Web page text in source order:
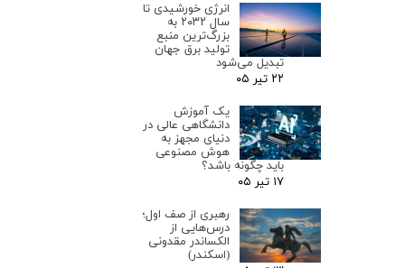
انرژی خورشیدی تا
سال ۲۰۳۲ به
بزرگ‌ترین منبع
تولید برق جهان
تبدیل می‌شود
۲۲ تیر ۰۵
یک آموزش
دانشگاهی عالی در
دنیای مجهز به
هوش مصنوعی
باید چگونه باشد؟
۱۷ تیر ۰۵
رهبری از صف اول؛
درس‌هایی از
الکساندر مقدونی
(اسکندر)